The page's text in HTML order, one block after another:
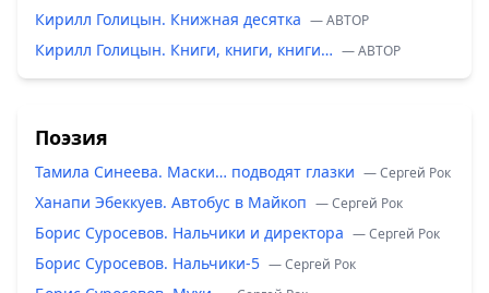
Кирилл Голицын. Книжная десятка — ABTOP
Кирилл Голицын. Книги, книги, книги… — ABTOP
Поэзия
Тамила Синеева. Маски… подводят глазки — Сергей Рок
Ханапи Эбеккуев. Автобус в Майкоп — Сергей Рок
Борис Суросевов. Нальчики и директора — Сергей Рок
Борис Суросевов. Нальчики-5 — Сергей Рок